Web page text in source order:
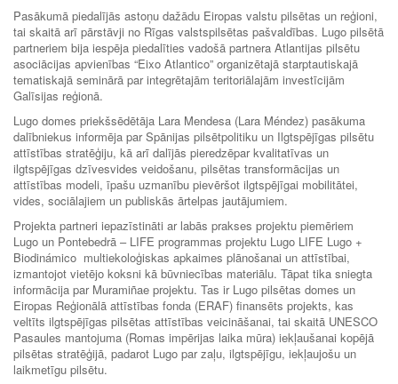
Pasākumā piedalījās astoņu dažādu Eiropas valstu pilsētas un reģioni,
tai skaitā arī pārstāvji no Rīgas valstspilsētas pašvaldības. Lugo pilsētā
partneriem bija iespēja piedalīties vadošā partnera Atlantijas pilsētu
asociācijas apvienības “Eixo Atlantico” organizētajā starptautiskajā
tematiskajā seminārā par integrētajām teritoriālajām investīcijām
Galīsijas reģionā.
Lugo domes priekšsēdētāja Lara Mendesa (Lara Méndez) pasākuma
dalībniekus informēja par Spānijas pilsētpolitiku un Ilgtspējīgas pilsētu
attīstības stratēģiju, kā arī dalījās pieredzēpar kvalitatīvas un
ilgtspējīgas dzīvesvides veidošanu, pilsētas transformācijas un
attīstības modeli, īpašu uzmanību pievēršot ilgtspējīgai mobilitātei,
vides, sociālajiem un publiskās ārtelpas jautājumiem.
Projekta partneri iepazīstināti ar labās prakses projektu piemēriem
Lugo un Pontebedrā – LIFE programmas projektu Lugo LIFE Lugo +
Biodinámico multiekoloģiskas apkaimes plānošanai un attīstībai,
izmantojot vietējo koksni kā būvniecības materiālu. Tāpat tika sniegta
informācija par Muramiñae projektu. Tas ir Lugo pilsētas domes un
Eiropas Reģionālā attīstības fonda (ERAF) finansēts projekts, kas
veltīts ilgtspējīgas pilsētas attīstības veicināšanai, tai skaitā UNESCO
Pasaules mantojuma (Romas impērijas laika mūra) iekļaušanai kopējā
pilsētas stratēģijā, padarot Lugo par zaļu, ilgtspējīgu, iekļaujošu un
laikmetīgu pilsētu.